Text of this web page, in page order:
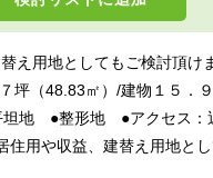
え用地としてもご検討頂け
（48.83㎡）/建物１５．
地 ●整形地 ●アクセス：
用や収益、建替え用地と